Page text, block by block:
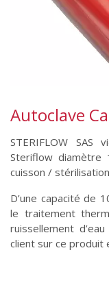
Autoclave
STERIFLOW
Steriflow diamètre
cuisson /
D’une capacité de
le traitement
ruissellement
client sur ce produit